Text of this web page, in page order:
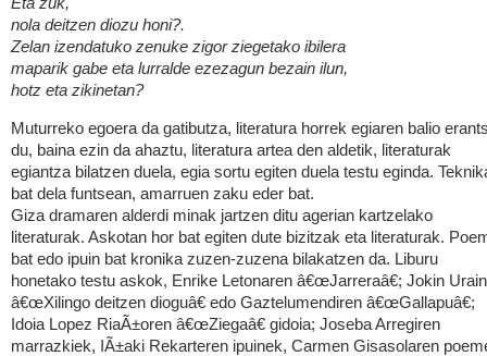
nola deitzen diozu honi?.
Zelan izendatuko zenuke zigor ziegetako ibilera
maparik gabe eta lurralde ezezagun bezain ilun,
hotz eta zikinetan?
Muturreko egoera da gatibutza, literatura horrek egiaren balio
du, baina ezin da ahaztu, literatura artea den aldetik, literaturak
egiantza bilatzen duela, egia sortu egiten duela testu eginda.
bat dela funtsean, amarruen zaku eder bat.
Giza dramaren alderdi minak jartzen ditu agerian kartzelako
literaturak. Askotan hor bat egiten dute bizitzak eta literaturak.
bat edo ipuin bat kronika zuzen-zuzena bilakatzen da. Liburu
honetako testu askok, Enrike Letonaren â€œJarreraâ€; Jokin
â€œXilingo deitzen dioguâ€ edo Gaztelumendiren â€œGallapuâ€;
Idoia Lopez RiaÃ±oren â€œZiegaâ€ gidoia; Joseba Arregiren
marrazkiek, IÃ±aki Rekarteren ipuinek, Carmen Gisasolaren